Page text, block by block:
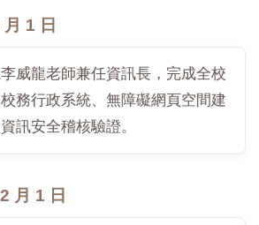
1 日
威龍老師兼任資訊長，完成全校
務行政系統、無障礙網頁空間建
訊安全稽核驗證。
月 1 日